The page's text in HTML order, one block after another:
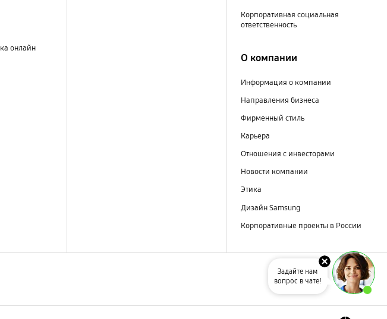
онлайн
Корпоративная социальная
ответственность
О компании
Информация о компании
Направления бизнеса
Фирменный стиль
Карьера
Отношения с инвесторами
Новости компании
Этика
Дизайн Samsung
Корпоративные проекты в России
Задайте нам
вопрос в чате!